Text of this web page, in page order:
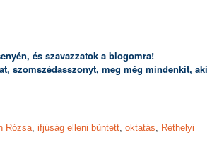
és szavazzatok a blogomra!
szomszédasszonyt, meg még mindenkit, aki
Rózsa, ifjúság elleni bűntett, oktatás Réthelyi